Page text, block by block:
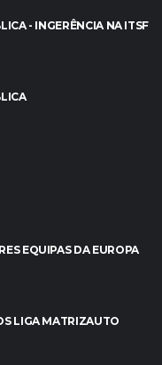
- INGERÊNCIA NA ITSF
EQUIPAS DA EUROPA
LIGA MATRIZAUTO